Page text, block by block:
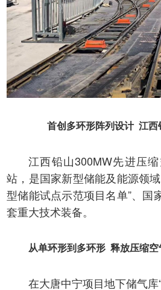
首创多环形阵列设计 江
江西铅山300MW先进压
站，是国家新型储能及能源领
型储能试点示范项目名单”、国
套重大技术装备。
从单环形到多环形 释放压缩
在大唐中宁项目地下储气库